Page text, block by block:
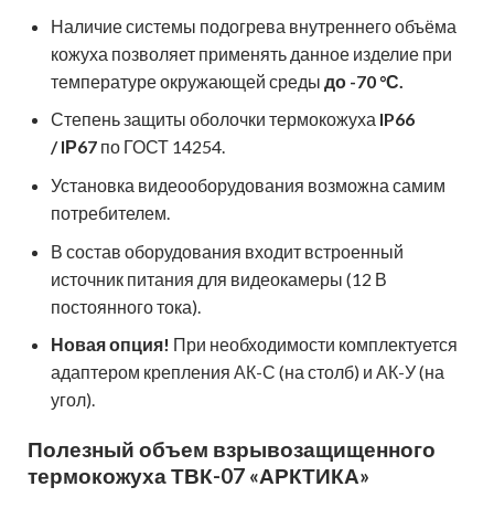
Наличие системы подогрева внутреннего объёма
кожуха позволяет применять данное изделие при
температуре окружающей среды до -70 °С.
Степень защиты оболочки термокожуха IP66
/ IР67по ГОСТ 14254.
Установка видеооборудования возможна самим
потребителем.
В состав оборудования входит встроенный
источник питания для видеокамеры (12 В
постоянного тока).
Новая опция! При необходимости комплектуется
адаптером крепления АК-С (на столб) и АК-У(на
угол).
Полезный объем взрывозащищенного
термокожуха ТВК-07 «АРКТИКА»